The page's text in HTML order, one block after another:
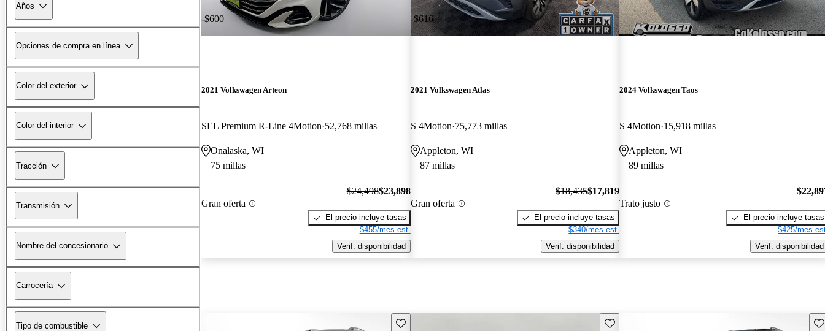
Años
Opciones de compra en línea
Color del exterior
Color del interior
Tracción
Transmisión
Nombre del concesionario
Carrocería
Tipo de combustible
-$600
2021 Volkswagen Arteon
SEL Premium R-Line 4Motion 52,768 millas
Onalaska, WI
75 millas
Gran oferta
$24,498$23,898
El precio incluye tasas
$455/mes est.
Verif. disponibilidad
-$616
2021 Volkswagen Atlas
S 4Motion 75,773 millas
Appleton, WI
87 millas
Gran oferta
$18,435$17,819
El precio incluye tasas
$340/mes est.
Verif. disponibilidad
2024 Volkswagen Taos
S 4Motion 15,918 millas
Appleton, WI
89 millas
Trato justo
El precio incluye tasas
$425/mes
Verif. disponibilidad
Guarda este Aviso Guarda este Aviso